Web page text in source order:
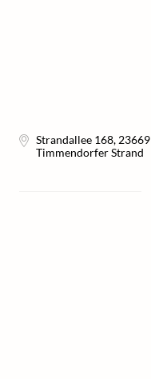
Strandallee 168, 23669
Timmendorfer Strand